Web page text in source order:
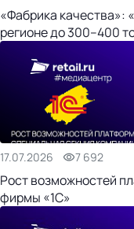
«Фабрика
регионе до 300–400
17.07.2026 7 692
Рост возможностей
фирмы «1С»